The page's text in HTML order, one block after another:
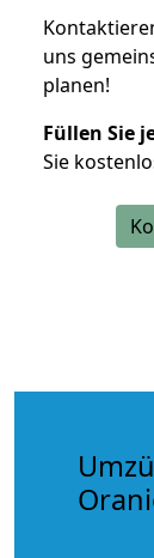
uns
planen!
Füllen Sie
Sie